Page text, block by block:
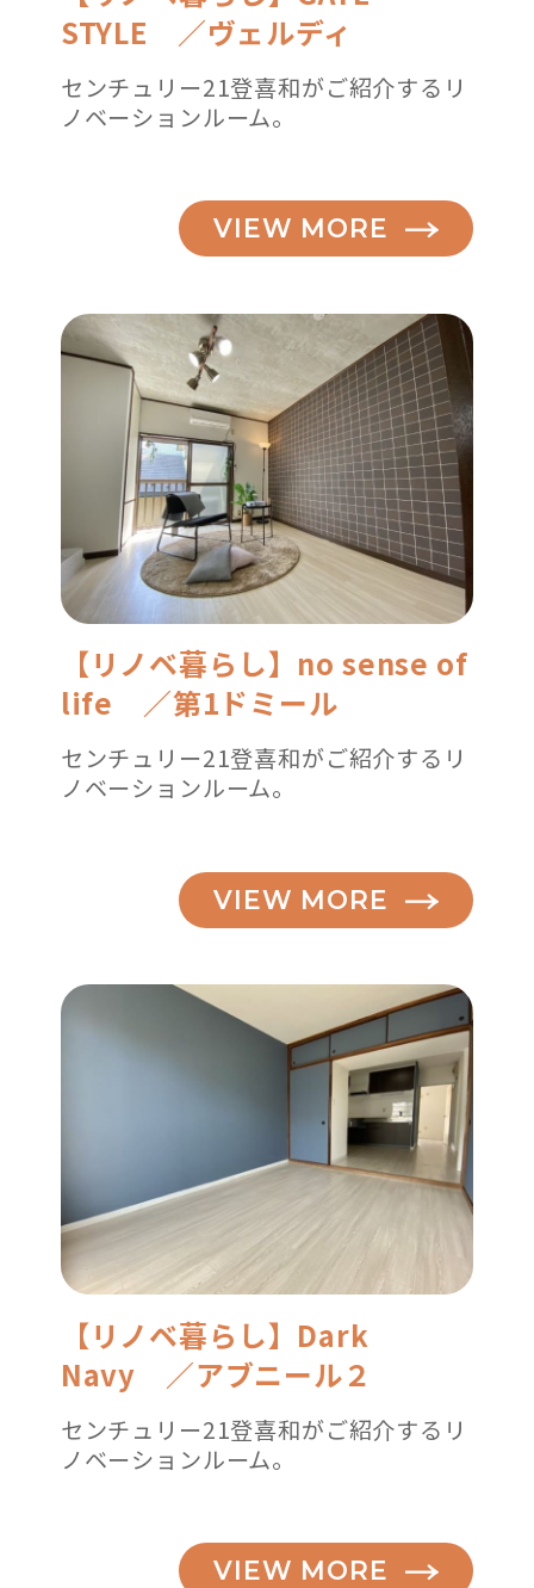
STYLE ／ヴェルディ
センチュリー21登喜和がご紹介するリ
ノベーションルーム。
VIEW MORE
【リノベ暮らし】no sense of
life ／第1ドミール
センチュリー21登喜和がご紹介するリ
ノベーションルーム。
VIEW MORE
【リノベ暮らし】Dark
Navy ／アブニール２
センチュリー21登喜和がご紹介するリ
ノベーションルーム。
VIEW MORE